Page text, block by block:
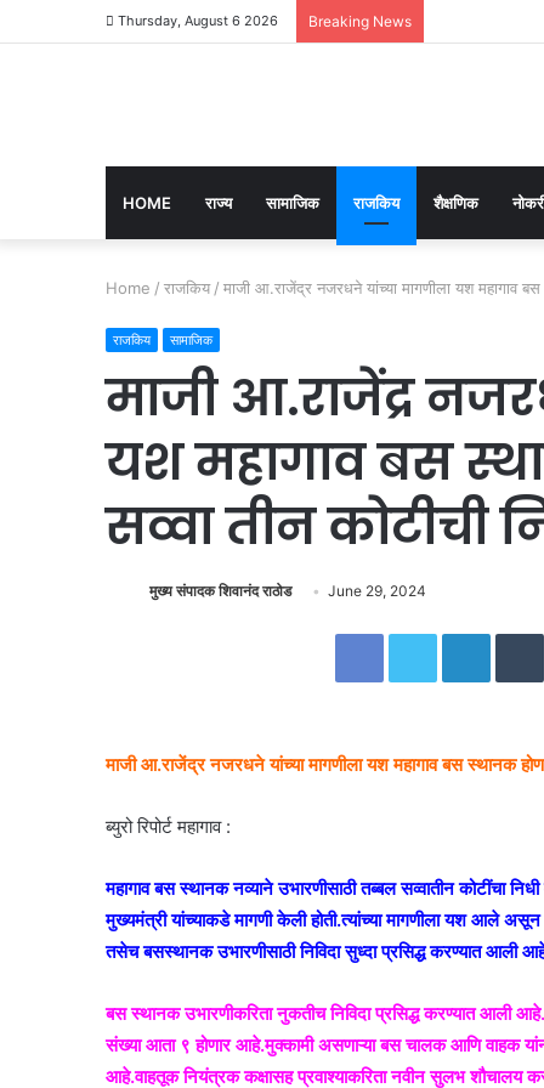
Thursday, August 6 2026 Breaking News
HOME राज्य सामाजिक राजकिय शैक्षणिक
Home / राजकिय / माजी आ.राजेंद्र नजरधने यांच्या मागणीला यश महागाव बस
राजकिय सामाजिक
माजी आ.राजेंद्र
यश महागाव बस
सव्वा तीन कोटीची
मुख्य संपादक शिवानंद राठोडS
e
l
June 29, 2024
Facebook Twitter LinkedIn
माजी आ.राजेंद्र नजरधने यांच्या मागणीला यश महागाव बस स्थानक होणार
ब्युरो रिपोर्ट महागाव :
महागाव बस स्थानक नव्याने उभारणीसाठी तब्बल सव्वातीन कोटींचा
मुख्यमंत्री यांच्याकडे मागणी केली होती.त्यांच्या मागणीला यश आले
तसेच बसस्थानक उभारणीसाठी निविदा सुध्दा प्रसिद्ध करण्यात
बस स्थानक उभारणीकरिता नुकतीच निविदा प्रसिद्ध करण्यात आली
संख्या आता ९ होणार आहे.मुक्कामी असणाऱ्या बस चालक आणि वाहक
आहे.वाहतूक नियंत्रक कक्षासह प्रवाश्याकरिता नवीन सुलभ शौचालय